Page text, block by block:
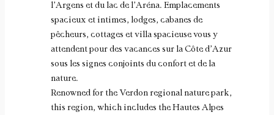
l’Argens et du lac de l’Aréna. Emplacements
spacieux et intimes, lodges, cabanes de
pêcheurs, cottages et villa spacieuse vous y
attendent pour des vacances sur la Côte d’Azur
sous les signes conjoints du confort et de la
nature.
Renowned for the Verdon regional nature park,
this region, which includes the Hautes Alpes